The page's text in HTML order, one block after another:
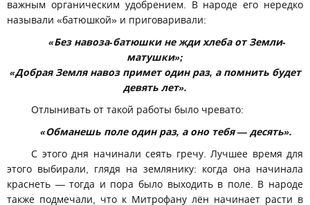
важным органическим удобрением. В народе его нередко
называли «батюшкой» и приговаривали:
«Без навоза-батюшки не жди хлеба от Земли-
матушки»;
«Добрая Земля навоз примет один раз, а помнить будет
девять лет».
Отлынивать от такой работы было чревато:
«Обманешь поле один раз, а оно тебя — десять».
С этого дня начинали сеять гречу. Лучшее время для
этого выбирали, глядя на землянику: когда она начинала
краснеть — тогда и пора было выходить в поле. В народе
также подмечали, что к Митрофану лён начинает расти в